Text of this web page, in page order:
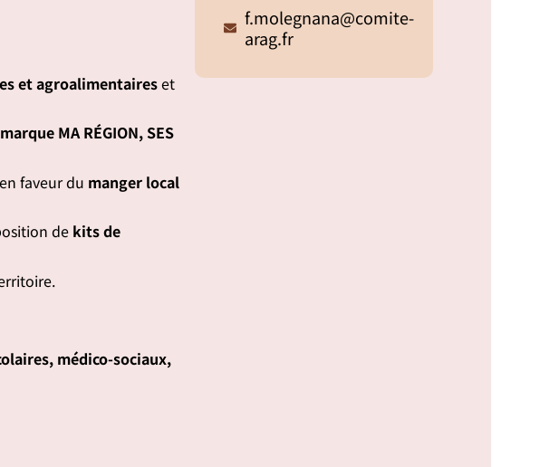
et agroalimentaireset
MA RÉGION, SES
faveur du manger local
de kits de
médico-sociaux,
f.molegnana@comite-
arag.fr